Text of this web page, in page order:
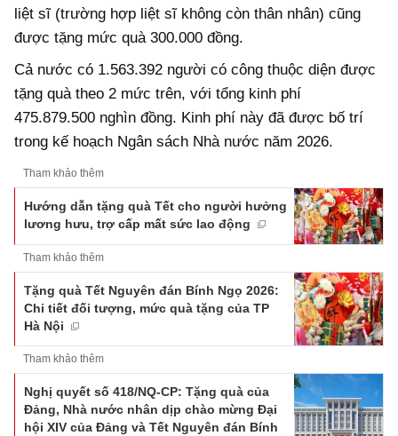
liệt sĩ (trường hợp liệt sĩ không còn thân nhân) cũng
được tặng mức quà 300.000 đồng.
Cả nước có 1.563.392 người có công thuộc diện được
tặng quà theo 2 mức trên, với tổng kinh phí
475.879.500 nghìn đồng. Kinh phí này đã được bố trí
trong kế hoạch Ngân sách Nhà nước năm 2026.
Tham khảo thêm
Hướng dẫn tặng quà Tết cho người hưởng
lương hưu, trợ cấp mất sức lao động
Tham khảo thêm
Tặng quà Tết Nguyên đán Bính Ngọ 2026:
Chi tiết đối tượng, mức quà tặng của TP
Hà Nội
Tham khảo thêm
Nghị quyết số 418/NQ-CP: Tặng quà của
Đảng, Nhà nước nhân dịp chào mừng Đại
hội XIV của Đảng và Tết Nguyên đán Bính